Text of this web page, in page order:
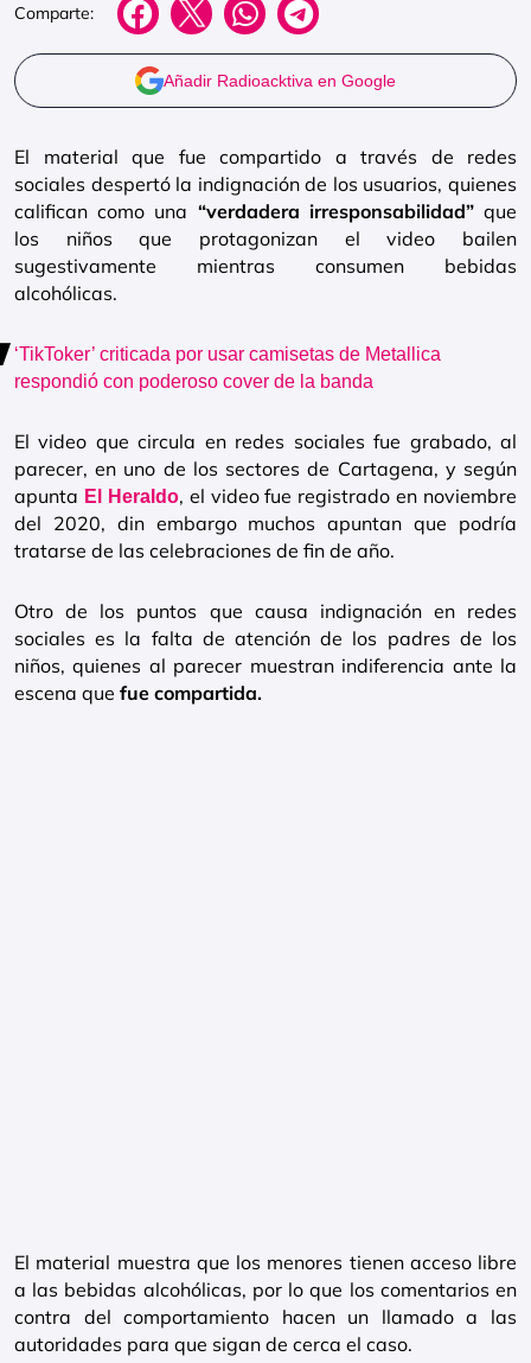
Comparte:
Añadir Radioacktiva en Google
El material que fue compartido a través de redes
sociales despertó la indignación de los usuarios, quienes
califican como una “verdadera irresponsabilidad”que
los niños que protagonizan el video bailen
sugestivamente mientras consumen bebidas
alcohólicas.
‘TikToker’ criticada por usar camisetas de Metallica
respondió con poderoso cover de la banda
El video que circula en redes sociales fue grabado, al
parecer, en uno de los sectores de Cartagena, y según
apunta El Heraldo, el video fue registrado en noviembre
del 2020, din embargo muchos apuntan que podría
tratarse de las celebraciones de fin de año.
Otro de los puntos que causa indignación en redes
sociales es la falta de atención de los padres de los
niños, quienes al parecer muestran indiferencia ante la
escena que fue compartida.
El material muestra que los menores tienen acceso libre
a las bebidas alcohólicas, por lo que los comentarios en
contra del comportamiento hacen un llamado a las
autoridades para que sigan de cerca el caso.